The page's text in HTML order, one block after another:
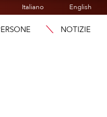
Italiano English
NOTIZIE